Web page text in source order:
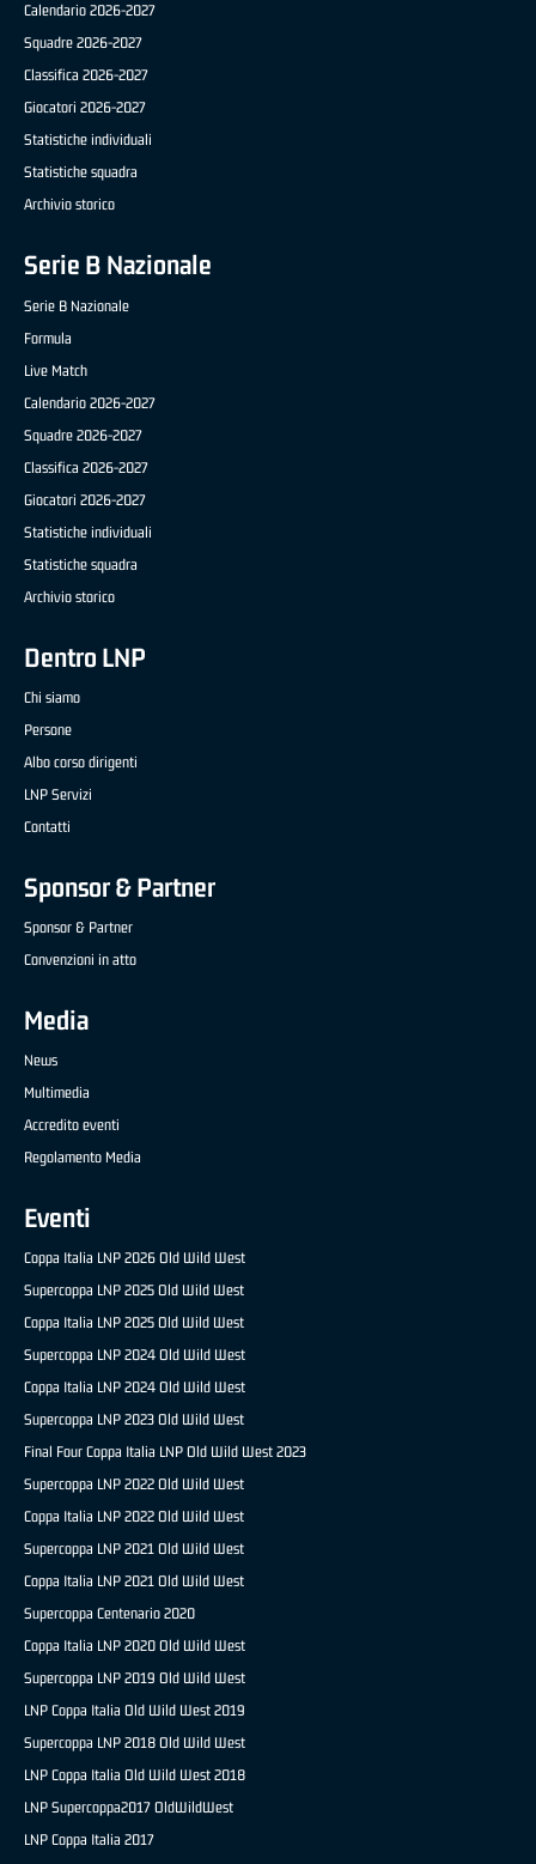
Calendario 2026-2027
Squadre 2026-2027
Classifica 2026-2027
Giocatori 2026-2027
Statistiche individuali
Statistiche squadra
Archivio storico
Serie B Nazionale
Serie B Nazionale
Formula
Live Match
Calendario 2026-2027
Squadre 2026-2027
Classifica 2026-2027
Giocatori 2026-2027
Statistiche individuali
Statistiche squadra
Archivio storico
Dentro LNP
Chi siamo
Persone
Albo corso dirigenti
LNP Servizi
Contatti
Sponsor & Partner
Sponsor & Partner
Convenzioni in atto
Media
News
Multimedia
Accredito eventi
Regolamento Media
Eventi
Coppa Italia LNP 2026 Old Wild West
Supercoppa LNP 2025 Old Wild West
Coppa Italia LNP 2025 Old Wild West
Supercoppa LNP 2024 Old Wild West
Coppa Italia LNP 2024 Old Wild West
Supercoppa LNP 2023 Old Wild West
Final Four Coppa Italia LNP Old Wild West 2023
Supercoppa LNP 2022 Old Wild West
Coppa Italia LNP 2022 Old Wild West
Supercoppa LNP 2021 Old Wild West
Coppa Italia LNP 2021 Old Wild West
Supercoppa Centenario 2020
Coppa Italia LNP 2020 Old Wild West
Supercoppa LNP 2019 Old Wild West
LNP Coppa Italia Old Wild West 2019
Supercoppa LNP 2018 Old Wild West
LNP Coppa Italia Old Wild West 2018
LNP Supercoppa2017 OldWildWest
LNP Coppa Italia 2017